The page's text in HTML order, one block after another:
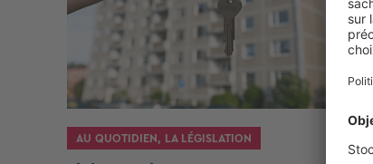
AU QUOTIDIEN, LA LÉGISLATION